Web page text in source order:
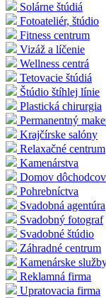
Solárne štúdiá
Fotoateliér, štúdio
Fitness centrum
Vizáž a líčenie
Wellness centrá
Tetovacie štúdiá
Štúdio štíhlej línie
Plastická chirurgia
Permanentný
Krajčírske salóny
Relaxačné centrum
Kamenárstva
Domov dôchodcov
Pohrebníctva
Svadobná agentúra
Svadobný fotograf
Svadobné štúdio
Záhradné centrum
Kamenárske
Reklamná firma
Upratovacia firma